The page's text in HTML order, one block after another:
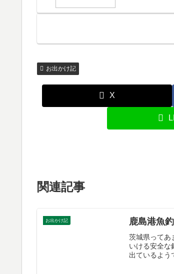
お出かけ記
X
関連記事
お出かけ記 鹿島港魚
茨城県ってあ
いける安全な
出ているよう